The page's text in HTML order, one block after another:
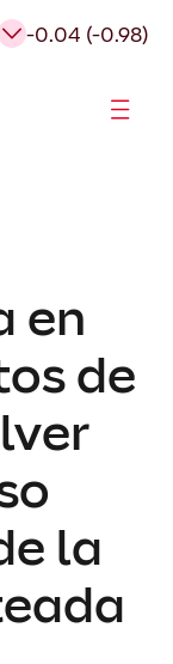
-0.04 (-0.98)
en
de
la